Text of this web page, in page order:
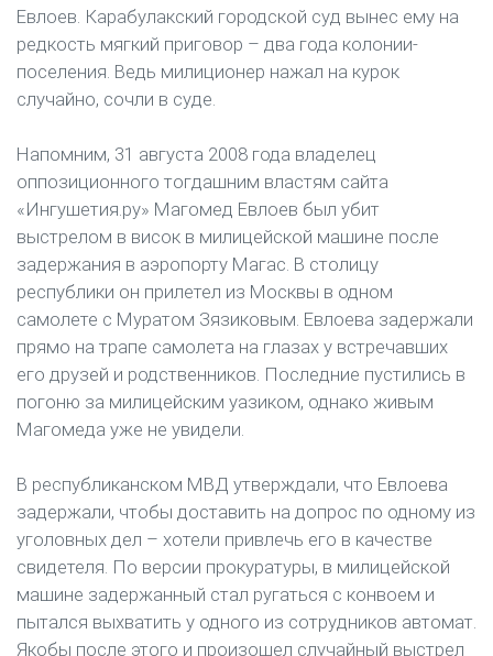
Евлоев. Карабулакский городской суд вынес ему на
редкость мягкий приговор – два года колонии-
поселения. Ведь милиционер нажал на курок
случайно, сочли в суде.
Напомним, 31 августа 2008 года владелец
оппозиционного тогдашним властям сайта
«Ингушетия.ру» Магомед Евлоев был убит
выстрелом в висок в милицейской машине после
задержания в аэропорту Магас. В столицу
республики он прилетел из Москвы в одном
самолете с Муратом Зязиковым. Евлоева задержали
прямо на трапе самолета на глазах у встречавших
его друзей и родственников. Последние пустились в
погоню за милицейским уазиком, однако живым
Магомеда уже не увидели.
В республиканском МВД утверждали, что Евлоева
задержали, чтобы доставить на допрос по одному из
уголовных дел – хотели привлечь его в качестве
свидетеля. По версии прокуратуры, в милицейской
машине задержанный стал ругаться с конвоем и
пытался выхватить у одного из сотрудников автомат.
Якобы после этого и произошел случайный выстрел